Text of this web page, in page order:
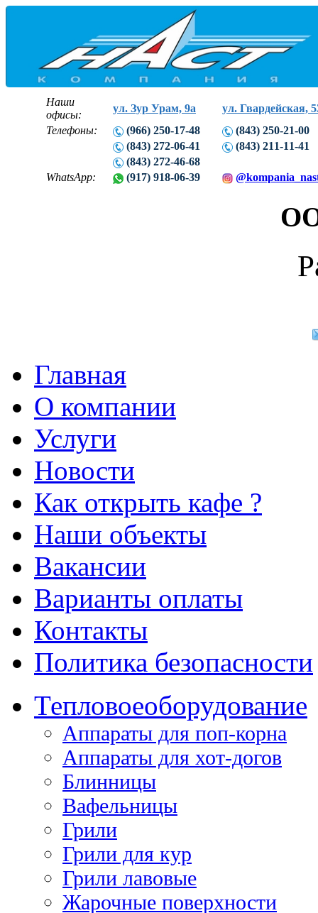
Наши
офисы:
ул. Зур Урам, 9а
ул. Гвардейская,
Телефоны:
(966) 250-17-48
(843) 250-21-00
(843) 272-06-41
(843) 211-11-41
(843) 272-46-68
WhatsApp:
(917) 918-06-39
Главная
О компании
Услуги
Новости
Как открыть кафе ?
Наши объекты
Вакансии
Варианты оплаты
Контакты
Политика безопасности
Тепловоеоборудование
Аппараты для поп-корна
Аппараты для хот-догов
Блинницы
Вафельницы
Грили
Грили для кур
Грили лавовые
Жарочные поверхности